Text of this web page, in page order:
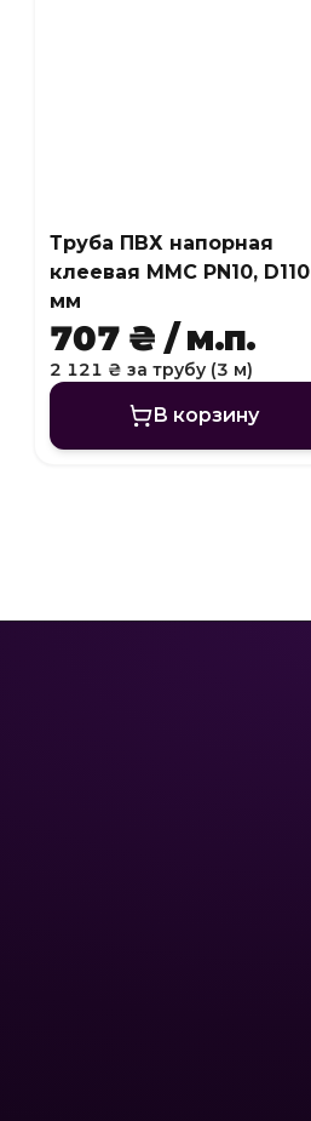
Труба ПВХ напорная
клеевая MMC PN10, D110
мм
707 ₴ / м.п.
2 121 ₴ за трубу (3 м)
В корзину